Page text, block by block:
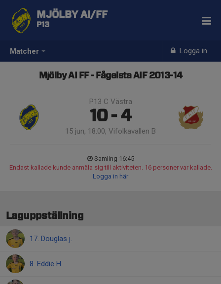
Matcher Logga in
MJÖLBY AI/FF
P13
Mjölby AI FF - Fågelsta AIF 2013-14
P13 C Västra
10 - 4
15 jun, 18:00, Vifolkavallen B
Samling 16:45
Endast kallade kunde anmäla sig till aktiviteten. 16 personer var kallade.
Logga in här
Laguppställning
17. Douglas j.
8. Eddie H.